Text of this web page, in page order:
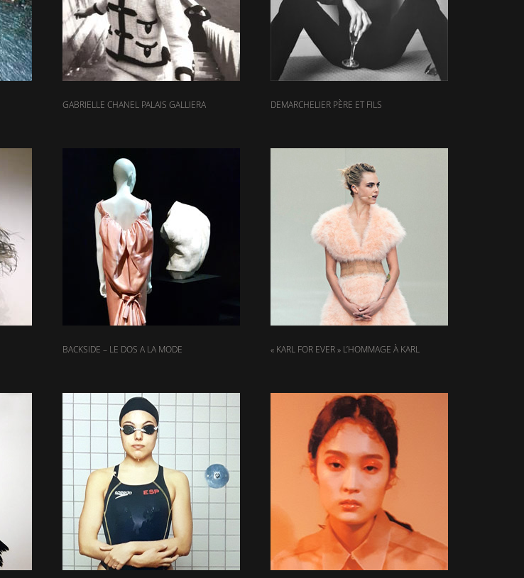
GABRIELLE CHANEL PALAIS GALLIERA DEMARCHELIER PÈRE ET FILS
BACKSIDE – LE DOS A LA MODE « KARL FOR EVER » L’HOMMAGE À KARL